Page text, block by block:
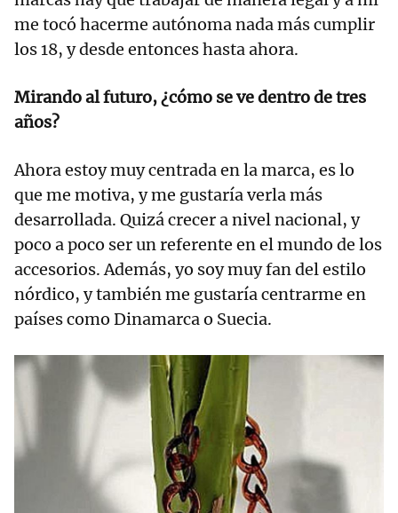
me tocó hacerme autónoma nada más cumplir
los 18, y desde entonces hasta ahora.
Mirando al futuro, ¿cómo se ve dentro de tres
años?
Ahora estoy muy centrada en la marca, es lo
que me motiva, y me gustaría verla más
desarrollada. Quizá crecer a nivel nacional, y
poco a poco ser un referente en el mundo de los
accesorios. Además, yo soy muy fan del estilo
nórdico, y también me gustaría centrarme en
países como Dinamarca o Suecia.